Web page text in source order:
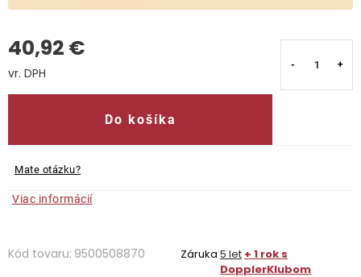
Kontakty
40,92 €
Do košíka
Mate otázku?
Viac informácií
Kód tovaru: 9500508870 Záruka 5 let + 1 rok s
DopplerKlubom